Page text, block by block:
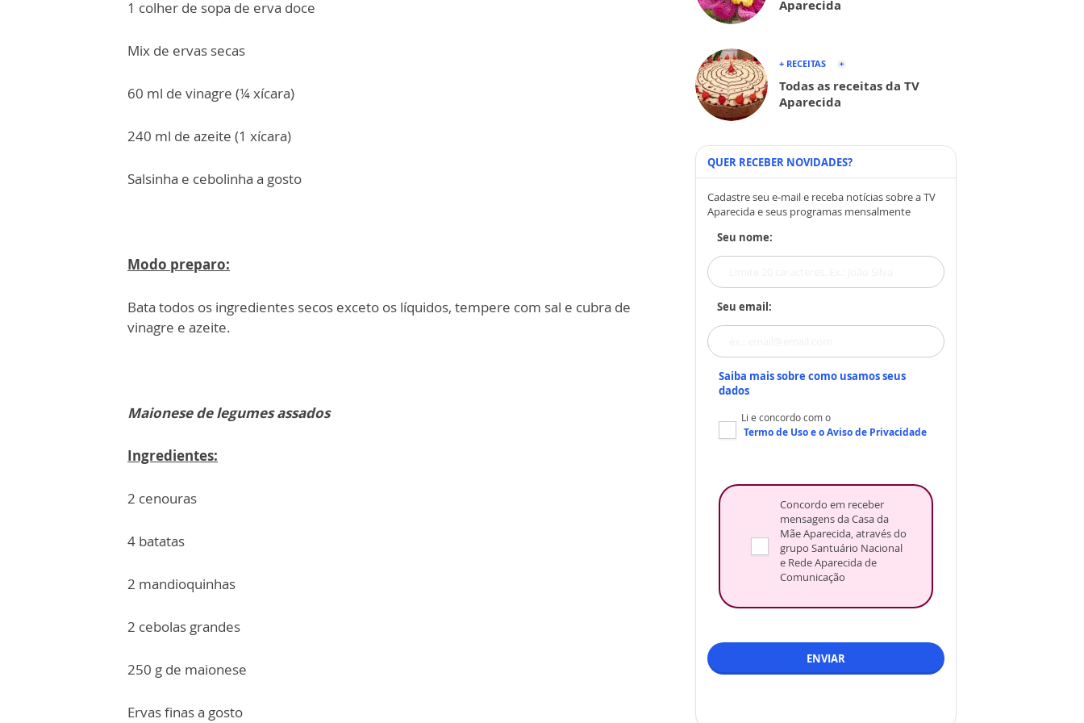
1 colher de sopa de erva doce
Mix de ervas secas
60 ml de vinagre (¼ xícara)
240 ml de azeite (1 xícara)
Salsinha e cebolinha a gosto
Modo preparo:
Bata todos os ingredientes secos exceto os líquidos, tempere com sal e cubra de
vinagre e azeite.
Maionese de legumes assados
Ingredientes:
2 cenouras
4 batatas
2 mandioquinhas
2 cebolas grandes
250 g de maionese
Ervas finas a gosto
Aparecida
+ RECEITAS
Todas as receitas da TV
Aparecida
QUER RECEBER NOVIDADES?
Cadastre seu e-mail e receba notícias sobre a TV
Aparecida e seus programas mensalmente
Seu nome:
Seu email:
Saiba mais sobre como usamos seus
dados
Li e concordo com o
Termo de Usoe oAviso de Privacidade
Concordo em receber
mensagens da Casa da
Mãe Aparecida, através do
grupo Santuário Nacional
e Rede Aparecida de
Comunicação
ENVIAR